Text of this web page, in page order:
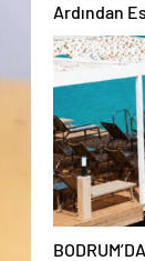
Ardından
Gündemde